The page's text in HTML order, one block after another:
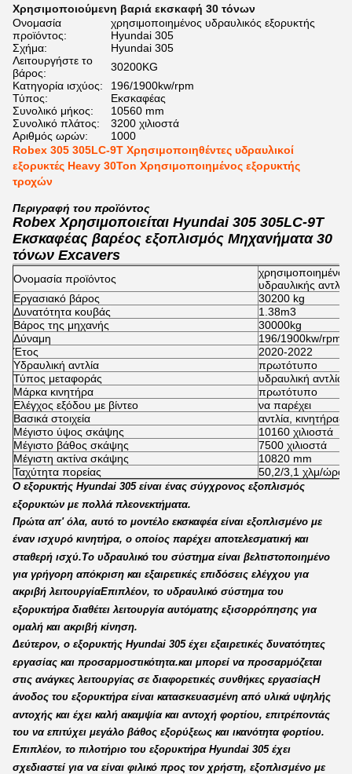
Χρησιμοποιούμενη βαριά εκσκαφή 30 τόνων
Ονομασία
προϊόντος:
χρησιμοποιημένος υδραυλικός εξορυκτής
Hyundai 305
Σχήμα:
Hyundai 305
Λειτουργήστε το
βάρος:
30200KG
Κατηγορία ισχύος:
196/1900kw/rpm
Τύπος:
Εκσκαφέας
Συνολικό μήκος:
10560 mm
Συνολικό πλάτος:
3200 χιλιοστά
Αριθμός ωρών:
1000
Robex 305 305LC-9T Χρησιμοποιηθέντες υδραυλικοί
εξορυκτές Heavy 30Ton Χρησιμοποιημένος εξορυκτής
τροχών
Περιγραφή του προϊόντος
Robex Χρησιμοποιείται Hyundai 305 305LC-9T
Εκσκαφέας βαρέος εξοπλισμός Μηχανήματα 30
τόνων Excavers
Ονομασία προϊόντος
υδραυλικής
Εργασιακό βάρος
30200 kg
Δυνατότητα κουβάς
1.38m3
Βάρος της μηχανής
30000kg
Δύναμη
196/1900kw/rpm
Έτος
2020-2022
Υδραυλική αντλία
πρωτότυπο
Τύπος μεταφοράς
υδραυλική
Μάρκα κινητήρα
πρωτότυπο
Ελέγχος εξόδου με βίντεο
να παρέχει
Βασικά στοιχεία
αντλία, κινητήρας,
Μέγιστο ύψος σκάψης
10160 χιλιοστά
Μέγιστο βάθος σκάψης
7500 χιλιοστά
Μέγιστη ακτίνα σκάψης
10820 mm
Ταχύτητα πορείας
50,2/3,1 χλμ/ώρα
Ο εξορυκτής Hyundai 305 είναι ένας σύγχρονος εξοπλισμός
εξορυκτών με πολλά πλεονεκτήματα.
Πρώτα απ' όλα, αυτό το μοντέλο εκσκαφέα είναι εξοπλισμένο με
έναν ισχυρό κινητήρα, ο οποίος παρέχει αποτελεσματική και
σταθερή ισχύ.Το υδραυλικό του σύστημα είναι βελτιστοποιημένο
για γρήγορη απόκριση και εξαιρετικές επιδόσεις ελέγχου για
ακριβή λειτουργίαΕπιπλέον, το υδραυλικό σύστημα του
εξορυκτήρα διαθέτει λειτουργία αυτόματης εξισορρόπησης για
ομαλή και ακριβή κίνηση.
Δεύτερον, ο εξορυκτής Hyundai 305 έχει εξαιρετικές δυνατότητες
εργασίας και προσαρμοστικότητα.και μπορεί να προσαρμόζεται
στις ανάγκες λειτουργίας σε διαφορετικές συνθήκες εργασίαςΗ
άνοδος του εξορυκτήρα είναι κατασκευασμένη από υλικά υψηλής
αντοχής και έχει καλή ακαμψία και αντοχή φορτίου, επιτρέποντάς
του να επιτύχει μεγάλο βάθος εξορύξεως και ικανότητα φορτίου.
Επιπλέον, το πιλοτήριο του εξορυκτήρα Hyundai 305 έχει
σχεδιαστεί για να είναι φιλικό προς τον χρήστη, εξοπλισμένο με